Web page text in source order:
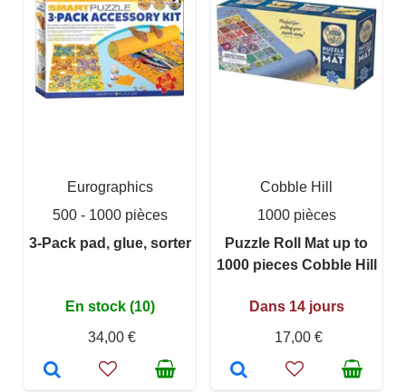
Eurographics
500 - 1000 pièces
3-Pack pad, glue, sorter
En stock (10)
34,00 €
Cobble Hill
1000 pièces
Puzzle Roll Mat up to
1000 pieces Cobble Hill
Dans 14 jours
17,00 €